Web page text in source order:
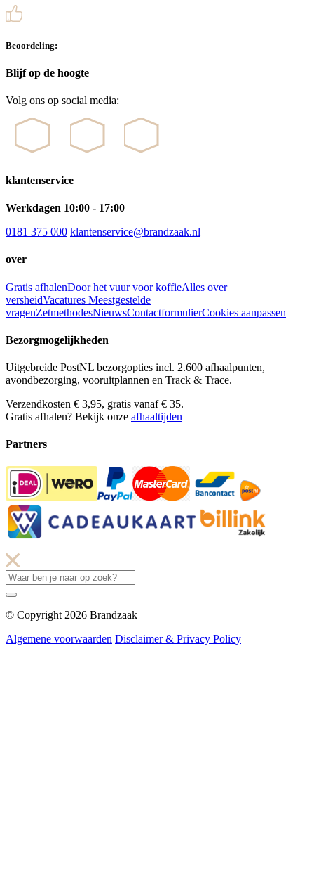
Beoordeling:
Blijf op de hoogte
Volg ons op social media:
klantenservice
Werkdagen 10:00 - 17:00
0181 375 000 klantenservice@brandzaak.nl
over
Gratis afhalenDoor het vuur voor koffieAlles over
versheidVacatures Meestgestelde
vragenZetmethodesNieuwsContactformulierCookies aanpassen
Bezorgmogelijkheden
Uitgebreide PostNL bezorgopties incl. 2.600 afhaalpunten,
avondbezorging, vooruitplannen en Track & Trace.
Verzendkosten € 3,95, gratis vanaf € 35.
Gratis afhalen? Bekijk onze afhaaltijden
Partners
© Copyright 2026 Brandzaak
Algemene voorwaarden Disclaimer & Privacy Policy